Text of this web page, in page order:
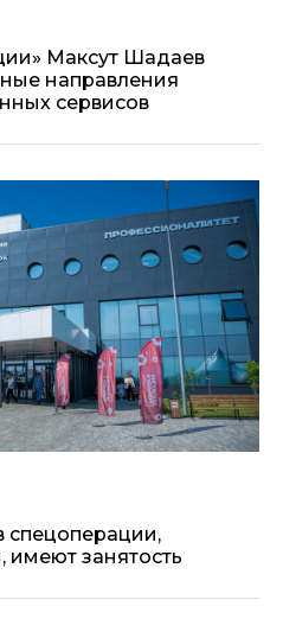
Максут Шадаев
направления
сервисов
спецоперации,
имеют занятость